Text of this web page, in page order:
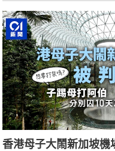
香港母子大鬧新加坡